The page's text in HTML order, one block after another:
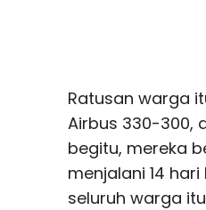
Ratusan warga
Airbus 330-300,
begitu, mereka
menjalani 14
seluruh warga